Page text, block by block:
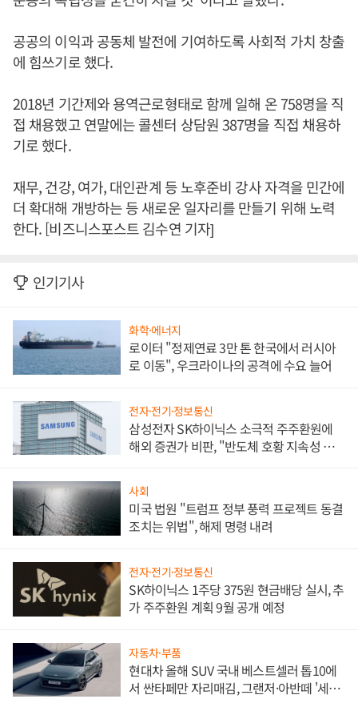
공공의 이익과 공동체 발전에 기여하도록 사회적 가치 창출
에 힘쓰기로 했다.
2018년 기간제와 용역근로형태로 함께 일해 온 758명을 직
접 채용했고 연말에는 콜센터 상담원 387명을 직접 채용하
기로 했다.
재무, 건강, 여가, 대인관계 등 노후준비 강사 자격을 민간에
더 확대해 개방하는 등 새로운 일자리를 만들기 위해 노력
한다. [비즈니스포스트 김수연 기자]
인기기사
화학·에너지
로이터 "정제연료 3만 톤 한국에서 러시아
로 이동", 우크라이나의 공격에 수요 늘어
전자·전기·정보통신
삼성전자 SK하이닉스 소극적 주주환원에
해외 증권가 비판, "반도체 호황 지속성 의
사회
미국 법원 "트럼프 정부 풍력 프로젝트 동결
조치는 위법", 해제 명령 내려
전자·전기·정보통신
SK하이닉스 1주당 375원 현금배당 실시, 추
가 주주환원 계획 9월 공개 예정
자동차·부품
현대차 올해 SUV 국내 베스트셀러 톱10에
서 싼타페만 자리매김, 그랜저·아반떼 '세단